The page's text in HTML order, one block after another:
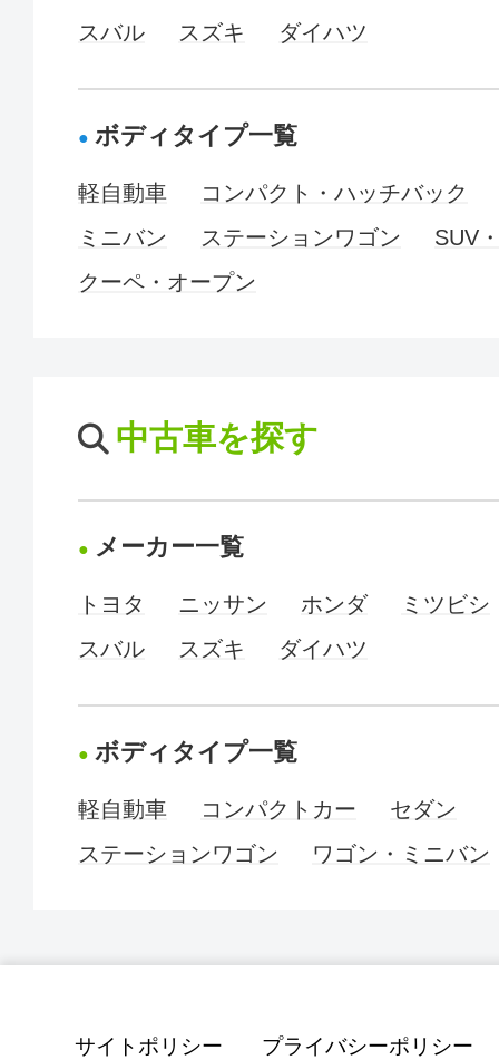
スバル
スズキ ダイハツ
ボディタイプ一覧
軽自動車
コンパクト・ハッチバック
ミニバン
ステーションワゴン
SUV
クーペ・オープン
中古車を探す
メーカー一覧
トヨタ ニッサン ホンダ
ミツビシ
スバル
スズキ ダイハツ
ボディタイプ一覧
軽自動車 コンパクトカー
セダン
ステーションワゴン
ワゴン・ミニバン
サイトポリシー プライバシーポリシー